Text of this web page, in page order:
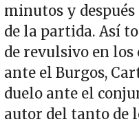
minutos y
de la partida. Así
de revulsivo en
ante el Burgos,
duelo ante el
autor del tanto de